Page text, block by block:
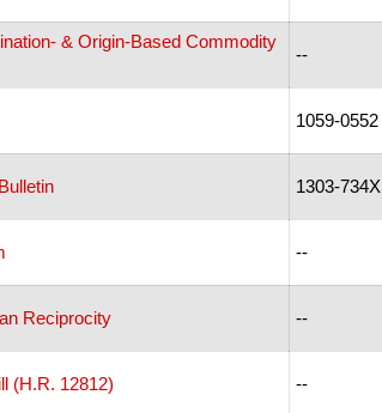
& Origin-Based Commodity
--
1059-0552
1303-734X
--
Reciprocity --
(H.R. 12812) --